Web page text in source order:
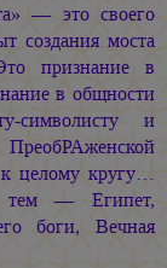
— это своего
создания моста
признание в
в общности
и
к целому кругу…
тем — Египет,
боги, Вечная